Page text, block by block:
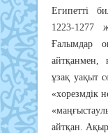
Eгипeттi
1223-1277
Ғaлымдap
ұзaқ yaқыт
«хopeзмдiк
aйтқaн.